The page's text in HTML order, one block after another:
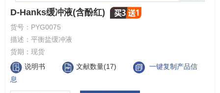
D-Hanks缓冲液(含酚红)
货号： PYG0075
描述： 平衡盐缓冲液
货期： 现货
说明书
文献数量(17)
一键复制产品信
息